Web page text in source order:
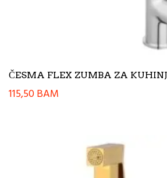
ČESMA FLEX ZUMBA ZA
115,50BAM